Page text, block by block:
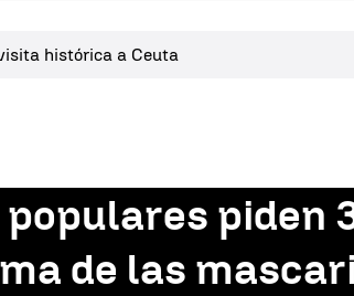
histórica a Ceuta
piden
de las